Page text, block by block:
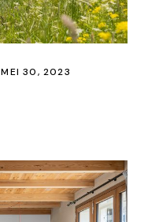
MEI 30, 2023